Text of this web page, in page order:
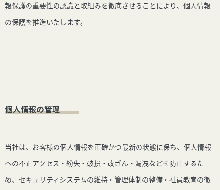
報保護の重要性の認識と取組みを徹底させることにより、個人情報
の保護を推進いたします。
個人情報の管理
当社は、お客様の個人情報を正確かつ最新の状態に保ち、個人情報
への不正アクセス・紛失・破損・改ざん・漏洩などを防止するた
め、セキュリティシステムの維持・管理体制の整備・社員教育の徹